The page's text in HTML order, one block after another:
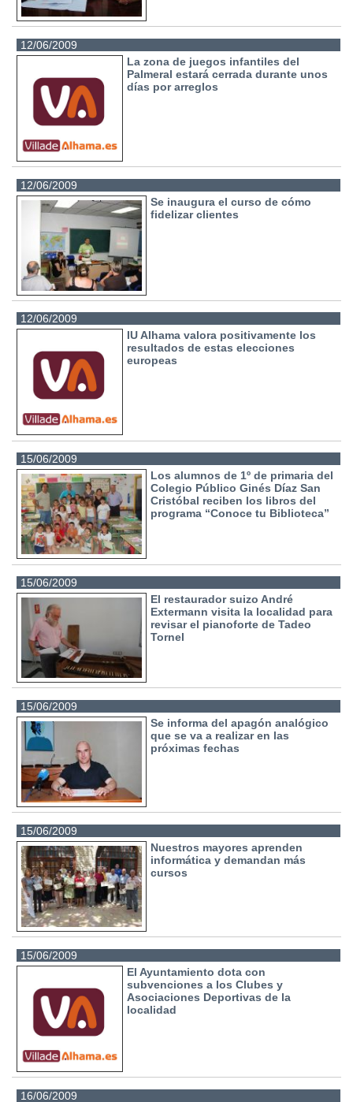
12/06/2009
La zona de juegos infantiles del
Palmeral estará cerrada durante unos
días por arreglos
12/06/2009
Se inaugura el curso de cómo
fidelizar clientes
12/06/2009
IU Alhama valora positivamente los
resultados de estas elecciones
europeas
15/06/2009
Los alumnos de 1º de primaria del
Colegio Público Ginés Díaz San
Cristóbal reciben los libros del
programa “Conoce tu Biblioteca”
15/06/2009
El restaurador suizo André
Extermann visita la localidad para
revisar el pianoforte de Tadeo
Tornel
15/06/2009
Se informa del apagón analógico
que se va a realizar en las
próximas fechas
15/06/2009
Nuestros mayores aprenden
informática y demandan más
cursos
15/06/2009
El Ayuntamiento dota con
subvenciones a los Clubes y
Asociaciones Deportivas de la
localidad
16/06/2009